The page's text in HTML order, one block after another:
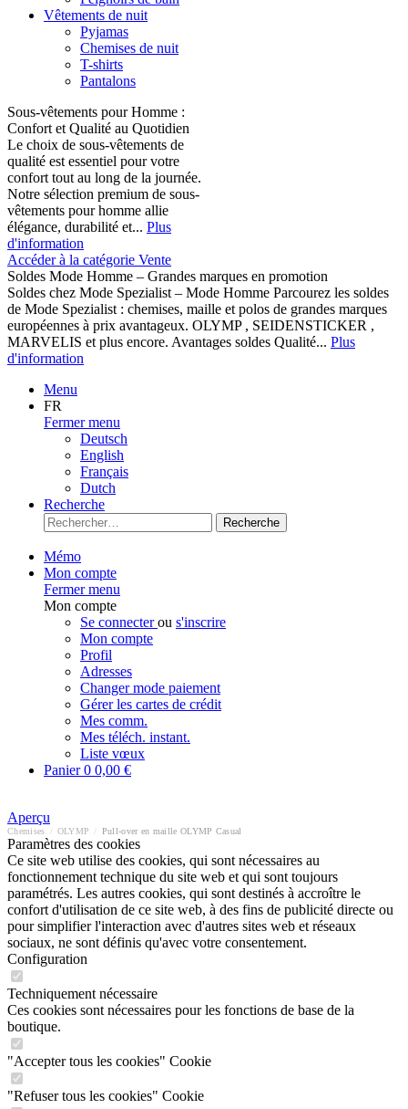
Vêtements de nuit
Pyjamas
Chemises de nuit
T-shirts
Pantalons
Sous-vêtements pour Homme :
Confort et Qualité au Quotidien
Le choix de sous-vêtements de
qualité est essentiel pour votre
confort tout au long de la journée.
Notre sélection premium de sous-
vêtements pour homme allie
élégance, durabilité et... Plus
d'information
Accéder à la catégorie Vente
Soldes Mode Homme – Grandes marques en promotion
Soldes chez Mode Spezialist – Mode Homme Parcourez les soldes
de Mode Spezialist : chemises, maille et polos de grandes marques
européennes à prix avantageux. OLYMP , SEIDENSTICKER ,
MARVELIS et plus encore. Avantages soldes Qualité... Plus
d'information
Menu
FR
Fermer menu
Deutsch
English
Français
Dutch
Recherche
Recherche
Mémo
Mon compte
Fermer menu
Mon compte
Se connecterou s'inscrire
Mon compte
Profil
Adresses
Changer mode paiement
Gérer les cartes de crédit
Mes comm.
Mes téléch. instant.
Liste vœux
Panier0 0,00 €
Aperçu
Chemises OLYMP Pull-over en maille OLYMP Casual
Paramètres des cookies
Ce site web utilise des cookies, qui sont nécessaires au
fonctionnement technique du site web et qui sont toujours
paramétrés. Les autres cookies, qui sont destinés à accroître le
confort d'utilisation de ce site web, à des fins de publicité directe ou
pour simplifier l'interaction avec d'autres sites web et réseaux
sociaux, ne sont définis qu'avec votre consentement.
Configuration
Techniquement nécessaire
Ces cookies sont nécessaires pour les fonctions de base de la
boutique.
"Accepter tous les cookies" Cookie
"Refuser tous les cookies" Cookie